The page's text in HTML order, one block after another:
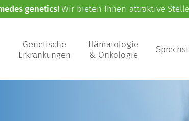
genetics!Wir bieten Ihnen attraktive
Genetische
Erkrankungen
Hämatologie
& Onkologie